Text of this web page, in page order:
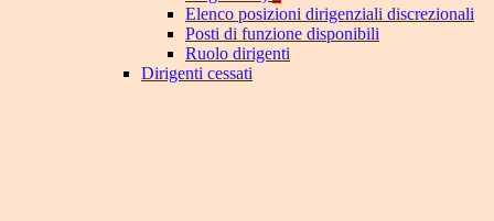
Elenco posizioni dirigenziali discrezionali
Posti di funzione disponibili
Ruolo dirigenti
Dirigenti cessati